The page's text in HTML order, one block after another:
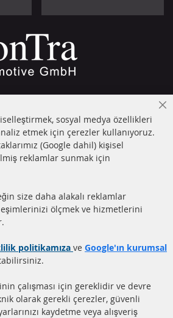
MÜŞTERİ
Hakkımızda
Gönderim ücreti
sosyal medya özellikleri
etmek için çerezler kullanıyoruz.
(Google dahil) kişisel
reklamlar sunmak için
size daha alakalı reklamlar
ölçmek ve hizmetlerini
politikamıza ve Google'ın kurumsal
çalışması için gereklidir ve devre
olarak gerekli çerezler, güvenli
kaydetme veya alışveriş